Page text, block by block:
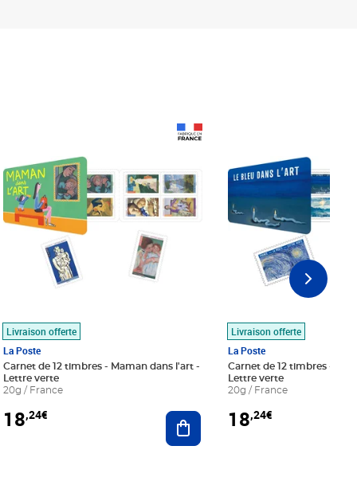
au panier
Livraison offerte
La Poste
Carnet de 12 timbres - Maman dans l'art -
Lettre verte
20g / France
18,24€ Ajouter au panier
Livraison offerte
La Poste
Carnet de 12 timbres - Le
Lettre verte
20g / France
18,24€